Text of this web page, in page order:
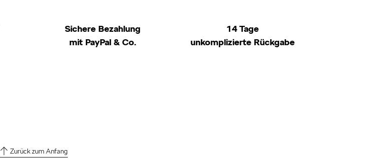
Sichere Bezahlung
mit PayPal & Co.
14 Tage
unkomplizierte Rückgabe
Zurück zum Anfang